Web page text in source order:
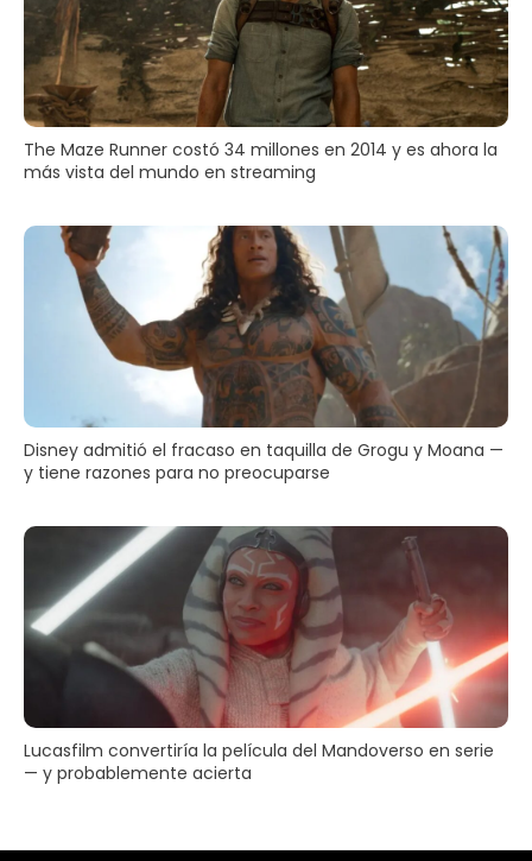
The Maze Runner costó 34 millones en 2014 y es ahora la
más vista del mundo en streaming
Disney admitió el fracaso en taquilla de Grogu y Moana —
y tiene razones para no preocuparse
Lucasfilm convertiría la película del Mandoverso en serie
— y probablemente acierta